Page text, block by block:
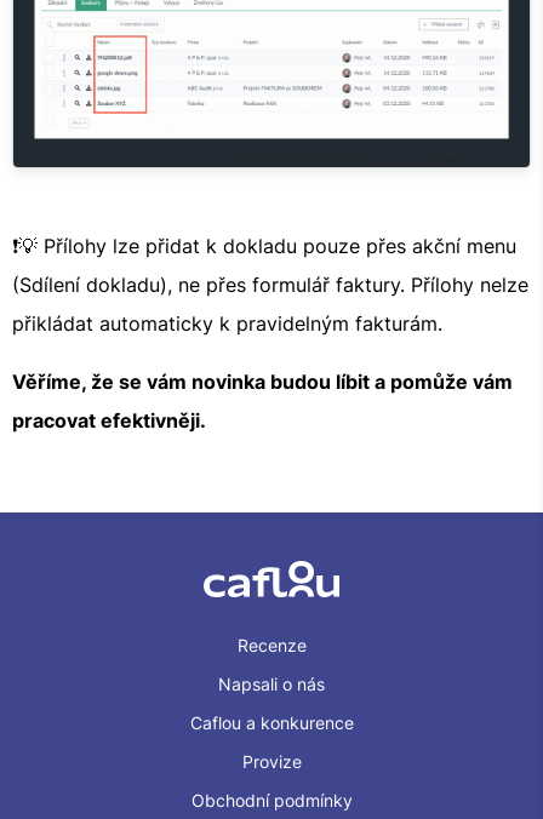
❗💡 Přílohy lze přidat k dokladu pouze přes akční menu
(Sdílení dokladu), ne přes formulář faktury. Přílohy nelze
přikládat automaticky k pravidelným fakturám.
Věříme, že se vám novinka budou líbit a pomůže vám
pracovat efektivněji.
Recenze
Napsali o nás
Caflou a konkurence
Provize
Obchodní podmínky